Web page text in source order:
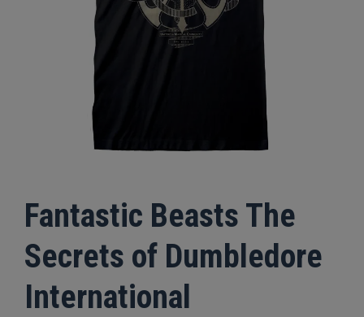
Fantastic Beasts The
Secrets of Dumbledore
International